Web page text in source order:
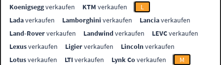
Koenigseggverkaufen KTM verkaufen
L
Ladaverkaufen Lamborghini verkaufen Lanciaverkaufen
Land-Roververkaufen Landwindverkaufen LEVCverkaufen
Lexusverkaufen Ligierverkaufen Lincolnverkaufen
Lotusverkaufen LTIverkaufen Lynk Coverkaufen
M